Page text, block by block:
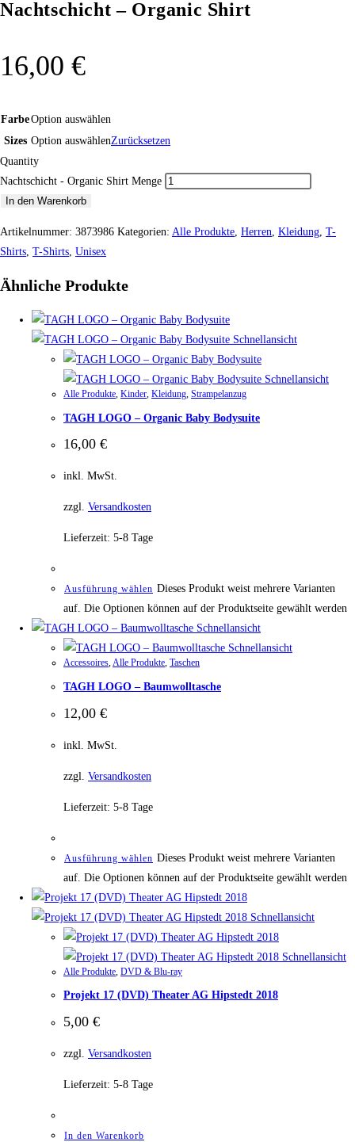
Nachtschicht – Organic Shirt
16,00 €
FarbeOption auswählen
Sizes Option auswählenZurücksetzen
Quantity
Nachtschicht - Organic Shirt Menge
In den Warenkorb
Artikelnummer: 3873986 Kategorien: Alle Produkte Herren Kleidung T-
Shirts T-Shirts Unisex
Ähnliche Produkte
Schnellansicht
Schnellansicht
Alle Produkte, Kinder, Kleidung, Strampelanzug
TAGH LOGO – Organic Baby Bodysuite
16,00 €
inkl. MwSt.
zzgl. Versandkosten
Lieferzeit: 5-8 Tage
Ausführung wählen Dieses Produkt weist mehrere Varianten
auf. Die Optionen können auf der Produktseite gewählt werden
Schnellansicht
Schnellansicht
Accessoires,Alle Produkte, Taschen
TAGH LOGO – Baumwolltasche
12,00 €
inkl. MwSt.
zzgl. Versandkosten
Lieferzeit: 5-8 Tage
Ausführung wählen Dieses Produkt weist mehrere Varianten
auf. Die Optionen können auf der Produktseite gewählt werden
Schnellansicht
Schnellansicht
Alle Produkte DVD & Blu-ray
Projekt 17 (DVD) Theater AG Hipstedt 2018
5,00 €
zzgl. Versandkosten
Lieferzeit: 5-8 Tage
In den Warenkorb